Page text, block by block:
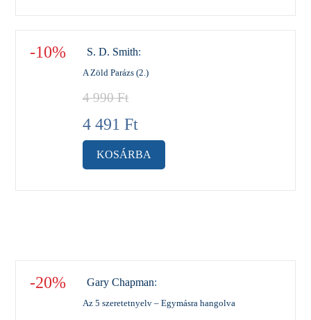
-10% S. D. Smith:
A Zöld Parázs (2.)
4 990Ft
4 491 Ft
KOSÁRBA
-20% Gary Chapman:
Az 5 szeretetnyelv – Egymásra hangolva